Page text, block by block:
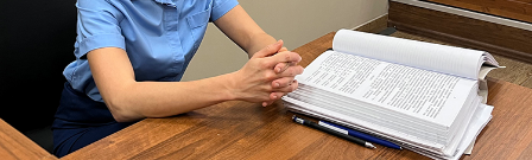
два машино-места в ЖК Luciano Vita
Club в сумме стоимостью 4,8 млн
рублей;
квартира на улице Спортивной в